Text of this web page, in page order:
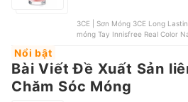
3CE | Sơn Móng 3CE Long
móng Tay Innisfree Real Color
Nổi bật
Bài Viết Đề Xuất Sản
Chăm Sóc Móng